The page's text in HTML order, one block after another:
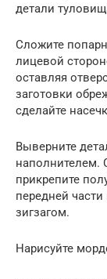
детали
Сложите
лицевой
оставляя
заготовки
сделайте
Выверните
наполнителем.
прикрепите
передней части
зигзагом.
Нарисуйте